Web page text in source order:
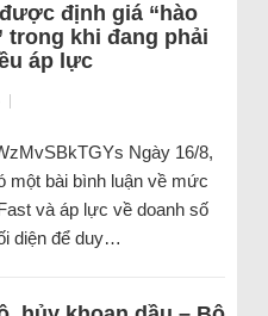
định giá “hào
trong khi đang phải
áp lực
|
Ngày 16/8,
một bài bình luận về mức
và áp lực về doanh số
diện để duy…